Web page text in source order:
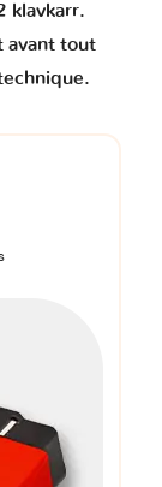
klavkarr.
avant tout